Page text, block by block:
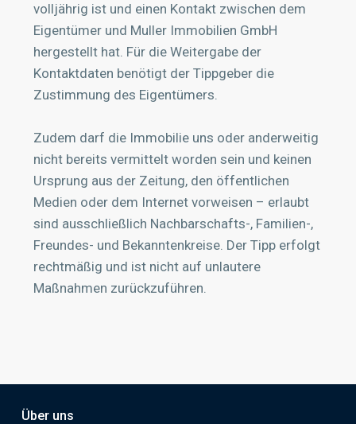
volljährig ist und einen Kontakt zwischen dem
Eigentümer und Muller Immobilien GmbH
hergestellt hat. Für die Weitergabe der
Kontaktdaten benötigt der Tippgeber die
Zustimmung des Eigentümers.
Zudem darf die Immobilie uns oder anderweitig
nicht bereits vermittelt worden sein und keinen
Ursprung aus der Zeitung, den öffentlichen
Medien oder dem Internet vorweisen – erlaubt
sind ausschließlich Nachbarschafts-, Familien-,
Freundes- und Bekanntenkreise. Der Tipp erfolgt
rechtmäßig und ist nicht auf unlautere
Maßnahmen zurückzuführen.
Über uns